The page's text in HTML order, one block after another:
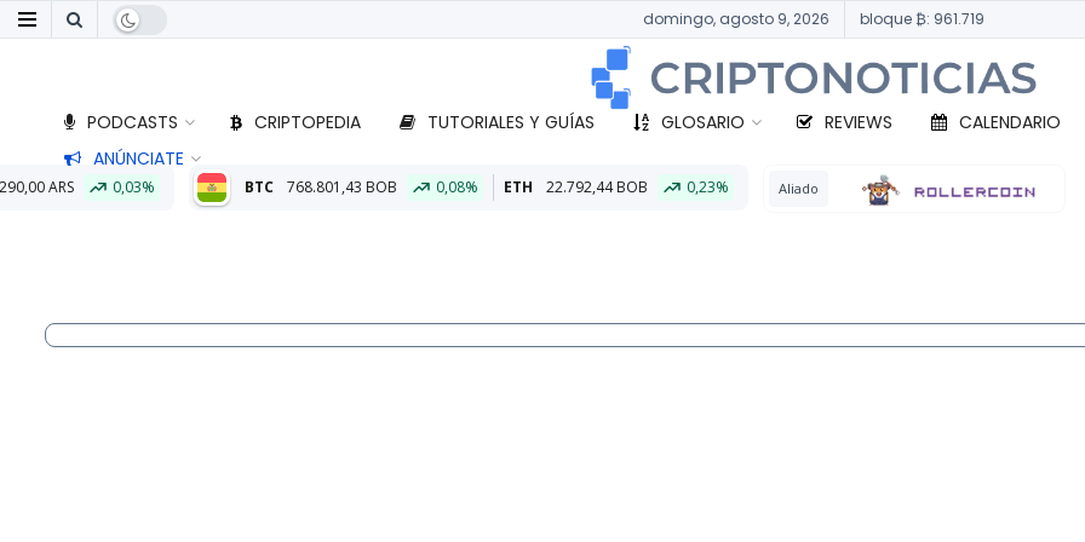
domingo, agosto 9, 2026 bloque ₿: 961.719
PODCASTS CRIPTOPEDIA TUTORIALES Y GUÍAS GLOSARIO REVIEWS CALENDARIO
ANÚNCIATE
BTC 768.801,43 BOB 0,08% ETH 22.792,44 BOB 0,23% Aliado BTC